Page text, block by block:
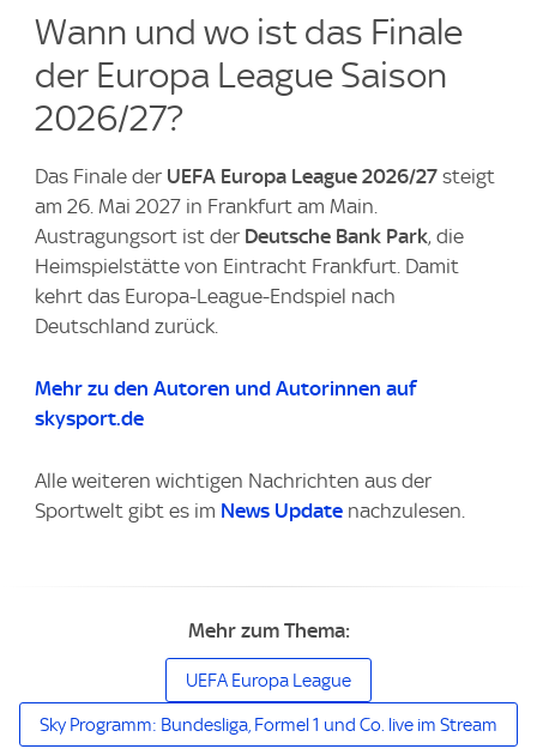
Wann und wo ist das Finale
der Europa League Saison
2026/27?
Das Finale der UEFA Europa League 2026/27 steigt
am 26. Mai 2027 in Frankfurt am Main.
Austragungsort ist der Deutsche Bank Park, die
Heimspielstätte von Eintracht Frankfurt. Damit
kehrt das Europa-League-Endspiel nach
Deutschland zurück.
Mehr zu den Autoren und Autorinnen auf
skysport.de
Alle weiteren wichtigen Nachrichten aus der
Sportwelt gibt es im News Update nachzulesen.
Mehr zum Thema:
UEFA Europa League
Sky Programm: Bundesliga, Formel 1 und Co. live im Stream